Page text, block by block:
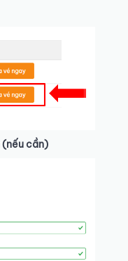
(nếu cần)